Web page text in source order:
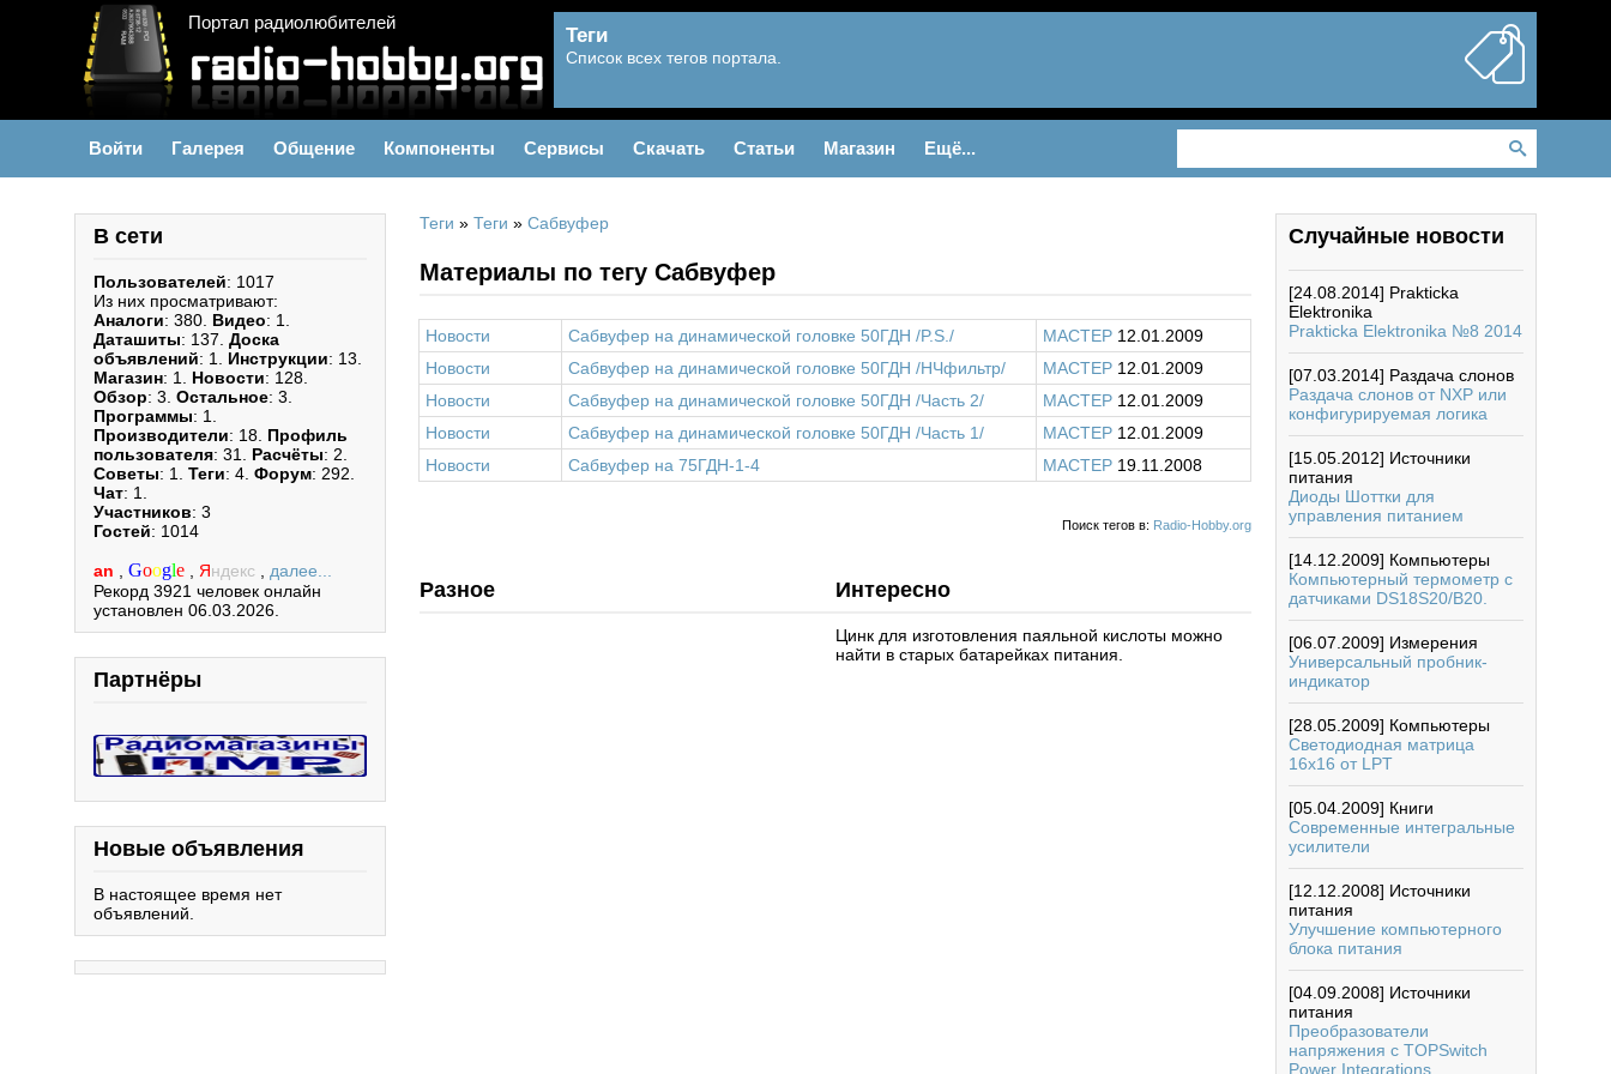
Портал радиолюбителей
Теги
Список всех тегов портала.
Войти Галерея Общение Компоненты Сервисы Скачать Статьи Магазин Ещё...
В сети
Пользователей: 1017
Из них просматривают:
Аналоги: 380. Видео: 1.
Даташиты: 137. Доска
объявлений: 1. Инструкции: 13.
Магазин: 1. Новости: 128.
Обзор: 3. Остальное: 3.
Программы: 1.
Производители: 18. Профиль
пользователя: 31. Расчёты: 2.
Советы: 1. Теги: 4. Форум: 292.
Чат: 1.
Участников: 3
Гостей: 1014
an Google Яндекс
далее...
Рекорд 3921 человек онлайн
установлен 06.03.2026.
Партнёры
Новые объявления
В настоящее время нет
объявлений.
Теги » Теги » Сабвуфер
Материалы по тегу Сабвуфер
Новости Сабвуфер на динамической головке 50ГДН /P.S./ MACTEP 12.01.2009
Новости
Сабвуфер на динамической головке 50ГДН /НЧфильтр/ MACTEP 12.01.2009
Новости
Сабвуфер на динамической головке 50ГДН /Часть 2/ MACTEP 12.01.2009
Новости
Сабвуфер на динамической головке 50ГДН /Часть 1/ MACTEP 12.01.2009
Новости
Сабвуфер на 75ГДН-1-4 MACTEP 19.11.2008
Поиск тегов в: Radio-Hobby.org
Разное Интересно
Цинк для изготовления паяльной кислоты можно
найти в старых батарейках питания.
Случайные новости
[24.08.2014] Prakticka
Elektronika
Prakticka Elektronika №8 2014
[07.03.2014] Раздача слонов
Раздача слонов от NXP или
конфигурируемая логика
[15.05.2012] Источники
питания
Диоды Шоттки для
управления питанием
[14.12.2009] Компьютеры
Компьютерный термометр с
датчиками DS18S20/B20.
[06.07.2009] Измерения
Универсальный пробник-
индикатор
[28.05.2009] Компьютеры
Светодиодная матрица
16х16 от LPT
[05.04.2009] Книги
Современные интегральные
усилители
[12.12.2008] Источники
питания
Улучшение компьютерного
блока питания
[04.09.2008] Источники
питания
Преобразователи
напряжения с TOPSwitch
Power Integrations